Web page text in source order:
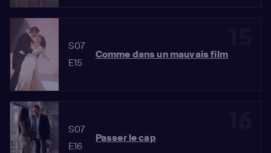
S07
E15
Comme dans un mauvais film
S07
E16
Passer le cap